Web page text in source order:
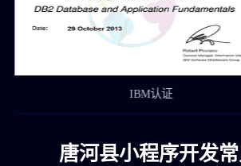
思科认证
唐河县小程序开发